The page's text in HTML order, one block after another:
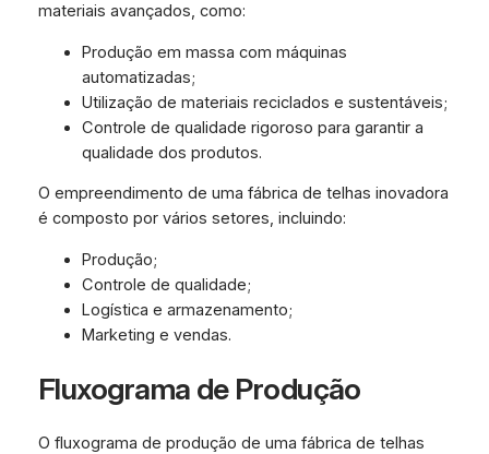
materiais avançados, como:
Produção em massa com máquinas
automatizadas;
Utilização de materiais reciclados e sustentáveis;
Controle de qualidade rigoroso para garantir a
qualidade dos produtos.
O empreendimento de uma fábrica de telhas inovadora
é composto por vários setores, incluindo:
Produção;
Controle de qualidade;
Logística e armazenamento;
Marketing e vendas.
Fluxograma de Produção
O fluxograma de produção de uma fábrica de telhas